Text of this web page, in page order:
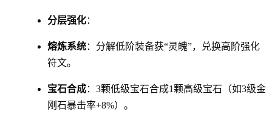
分层强化：
熔炼系统：分解低阶装备获“灵魄”，兑换高阶强化
符文。
宝石合成：3颗低级宝石合成1颗高级宝石（如3级金
刚石暴击率+8%）。